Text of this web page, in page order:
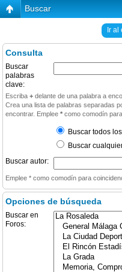
Buscar
Ir al
Consulta
Buscar
palabras
clave:
Escriba + delante de una palabra a
Crea una lista de palabras separadas
encontrar. Emplee * como comodín
Buscar todos
Buscar
Buscar autor:
Emplee * como comodín para
Opciones de búsqueda
Buscar en
Foros: